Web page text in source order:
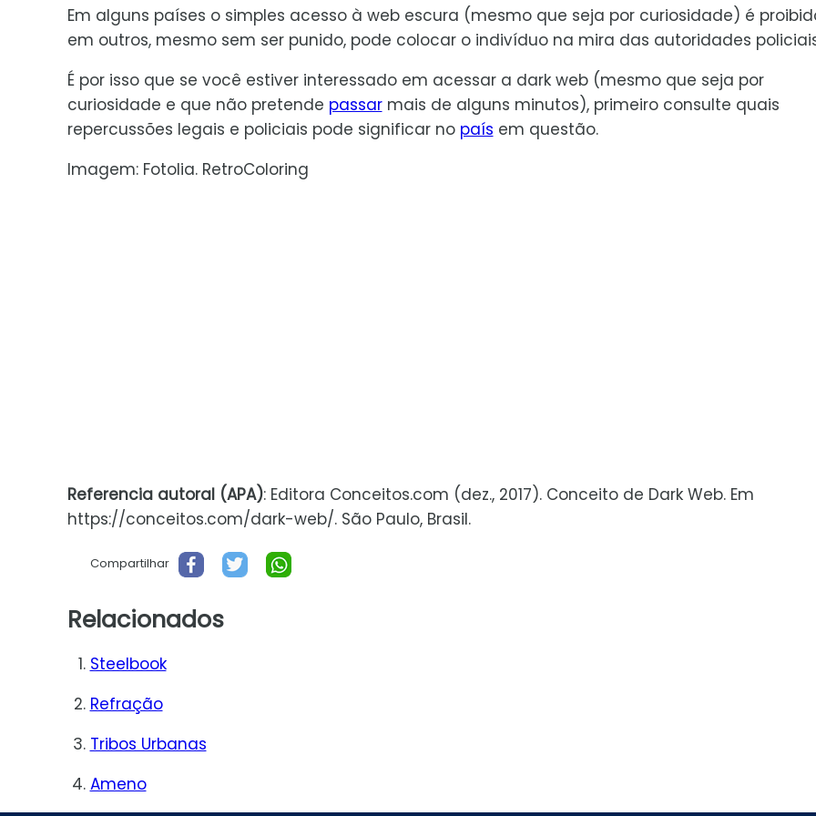
Em alguns países o simples acesso à web escura (mesmo que seja por curiosidade) é
em outros, mesmo sem ser punido, pode colocar o indivíduo na mira das autoridades
É por isso que se você estiver interessado em acessar a dark web (mesmo que seja por
curiosidade e que não pretende passarmais de alguns minutos), primeiro consulte quais
repercussões legais e policiais pode significar no país em questão.
Imagem: Fotolia. RetroColoring
Referencia autoral (APA): Editora Conceitos.com (dez., 2017). Conceito de Dark Web. Em
https://conceitos.com/dark-web/. São Paulo, Brasil.
Compartilhar
Relacionados
Steelbook
Refração
Tribos Urbanas
Ameno